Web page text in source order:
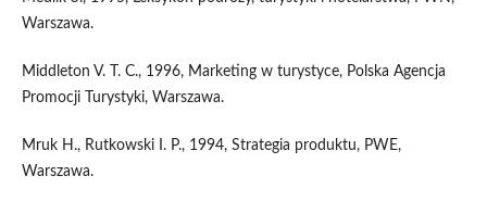
Warszawa.
Middleton V. T. C., 1996, Marketing w turystyce, Polska Agencja
Promocji Turystyki, Warszawa.
Mruk H., Rutkowski I. P., 1994, Strategia produktu, PWE,
Warszawa.